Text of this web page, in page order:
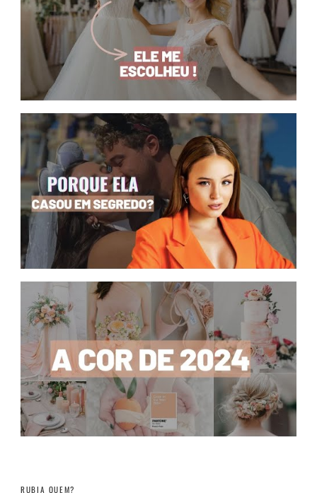
RUBIA QUEM?